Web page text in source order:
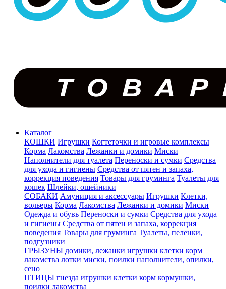
Каталог
КОШКИ Игрушки Когтеточки и игровые комплексы
Корма Лакомства Лежанки и домики Миски
Наполнители для туалета Переноски и сумки Средства
для ухода и гигиены Средства от пятен и запаха,
коррекция поведения Товары для груминга Туалеты для
кошек Шлейки, ошейники
СОБАКИ Амуниция и аксессуары Игрушки Клетки,
вольеры Корма Лакомства Лежанки и домики Миски
Одежда и обувь Переноски и сумки Средства для ухода
и гигиены Средства от пятен и запаха, коррекция
поведения Товары для груминга Туалеты, пеленки,
подгузники
ГРЫЗУНЫ домики, лежанки игрушки клетки корм
лакомства лотки миски, поилки наполнители, опилки,
сено
ПТИЦЫ гнезда игрушки клетки корм кормушки,
поилки лакомства